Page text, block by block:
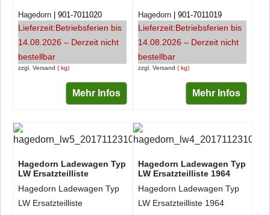
zzgl. Versand kg
Hagedorn 901-7011020
Lieferzeit:Betriebsferien bis
14.08.2026 – Derzeit nicht
bestellbar
Mehr Infos
zzgl. Versand kg
Hagedorn 901-7011019
Lieferzeit:Betriebsferien bis
14.08.2026 – Derzeit nicht
bestellbar
Mehr Infos
Hagedorn Ladewagen Typ
LW Ersatzteilliste
Hagedorn Ladewagen Typ
LW Ersatzteilliste
Hagedorn Ladewagen Typ
LW Ersatzteilliste 1964
Hagedorn Ladewagen Typ
LW Ersatzteilliste 1964